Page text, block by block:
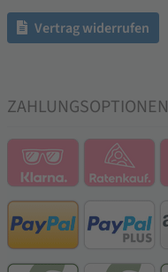
Vertrag widerrufen
ZAHLUNGSOPTIONEN